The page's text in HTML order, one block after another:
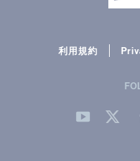
利用規約